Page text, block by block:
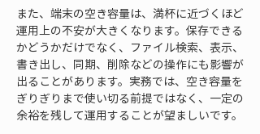
また、端末の空き容量は、満杯に近づくほど
運用上の不安が大きくなります。保存できる
かどうかだけでなく、ファイル検索、表示、
書き出し、同期、削除などの操作にも影響が
出ることがあります。実務では、空き容量を
ぎりぎりまで使い切る前提ではなく、一定の
余裕を残して運用することが望ましいです。